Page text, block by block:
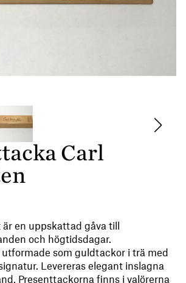
Carl
en uppskattad gåva till
och högtidsdagar.
utformade som guldtackor i trä med
Levereras elegant inslagna
Presenttackorna finns i valörerna